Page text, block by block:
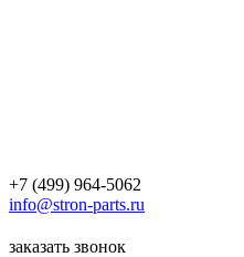
+7 (499) 964-5062
info@stron-parts.ru
заказать звонок